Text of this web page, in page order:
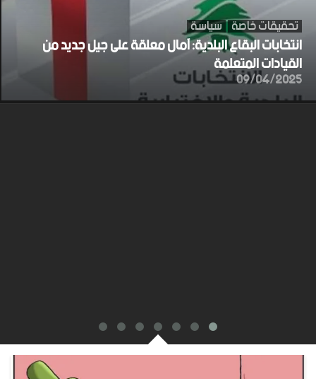
تحقيقات خاصة سياسة
انتخابات البقاع البلدية: آمال معلقة على جيل جديد من
القيادات المتعلمة
09/04/2025